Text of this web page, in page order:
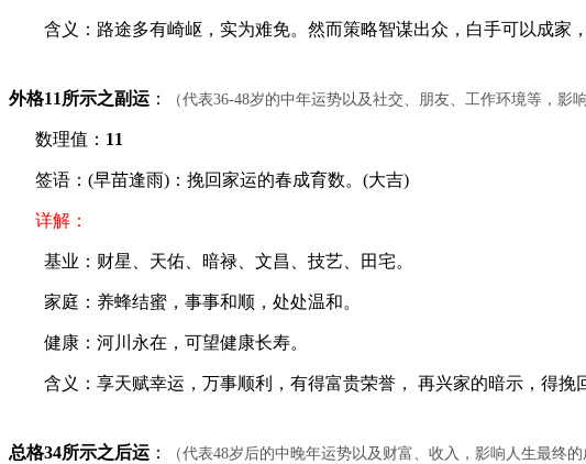
含义：路途多有崎岖，实为难免。然而策略智谋出众，白手可以成家，
外格11所示之副运 ： （代表36-48岁的中年运势以及社交、朋友、工作环境等，影
数理值： 11
签语：(早苗逢雨)：挽回家运的春成育数。(大吉)
详解：
基业：财星、天佑、暗禄、文昌、技艺、田宅。
家庭：养蜂结蜜，事事和顺，处处温和。
健康：河川永在，可望健康长寿。
含义：享天赋幸运，万事顺利，有得富贵荣誉， 再兴家的暗示，得挽
总格34所示之后运 ： （代表48岁后的中晚年运势以及财富、收入，影响人生最终的